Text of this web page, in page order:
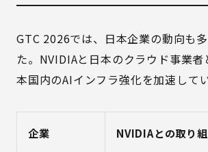
GTC 2026では、日本企業の動向も
た。NVIDIAと日本のクラウド事業者
本国内のAIインフラ強化を加速してい
企業 NVIDIAとの取り